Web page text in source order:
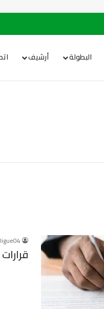
البطولة أرشيف
ligue04